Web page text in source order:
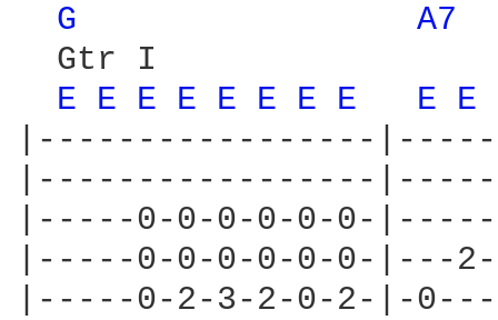
G
A7
  Gtr I
E E E E E E E E E E
|-----------------|-----
|-----------------|-----
|-----0-0-0-0-0-0-
|-----0-0-0-0-0-0-|---
|-----0-2-3-2-0-2-|-